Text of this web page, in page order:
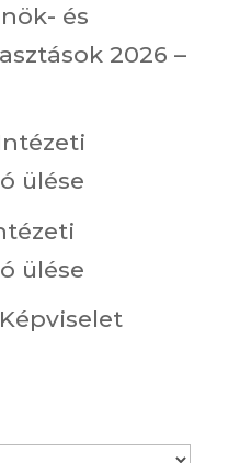
és
2026 –
ülése
ülése